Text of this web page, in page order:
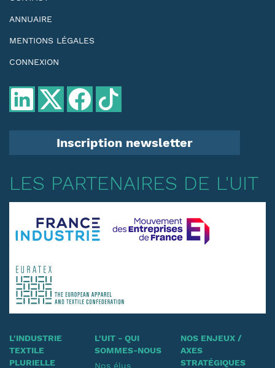
ANNUAIRE
MENTIONS LÉGALES
CONNEXION
Inscription newsletter
LES PARTENAIRES DE L'UIT
L'INDUSTRIE
TEXTILE
PLURIELLE
L'UIT - QUI
SOMMES-NOUS
Nos élus
NOS ENJEUX /
AXES
STRATÉGIQUES